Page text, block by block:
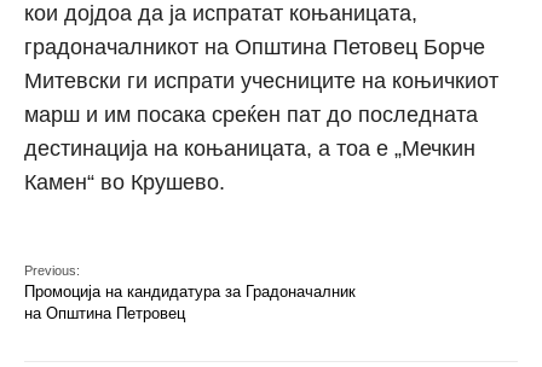
кои дојдоа да ја испратат коњаницата,
градоначалникот на Општина Петовец Борче
Митевски ги испрати учесниците на коњичкиот
марш и им посака среќен пат до последната
дестинација на коњаницата, а тоа е „Мечкин
Камен“ во Крушево.
Previous:
Промоција на кандидатура за Градоначалник
на Општина Петровец